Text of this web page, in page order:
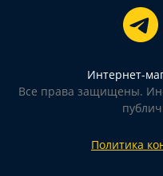
Интернет-
Все права защищены.
Политика